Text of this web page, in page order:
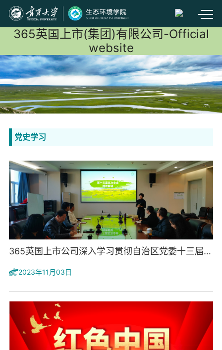
365英国上市(集团)有限公司-Official
website
党史学习
365英国上市公司深入学习贯彻自治区党委十三届五中全会精神
2023年11月03日